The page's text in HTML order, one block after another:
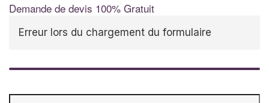
Demande de devis 100% Gratuit
Erreur lors du chargement du formulaire